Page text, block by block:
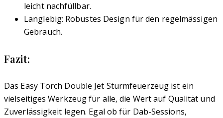
leicht nachfüllbar.
Langlebig: Robustes Design für den regelmässigen
Gebrauch.
Fazit:
Das Easy Torch Double Jet Sturmfeuerzeug ist ein
vielseitiges Werkzeug für alle, die Wert auf Qualität und
Zuverlässigkeit legen. Egal ob für Dab-Sessions,